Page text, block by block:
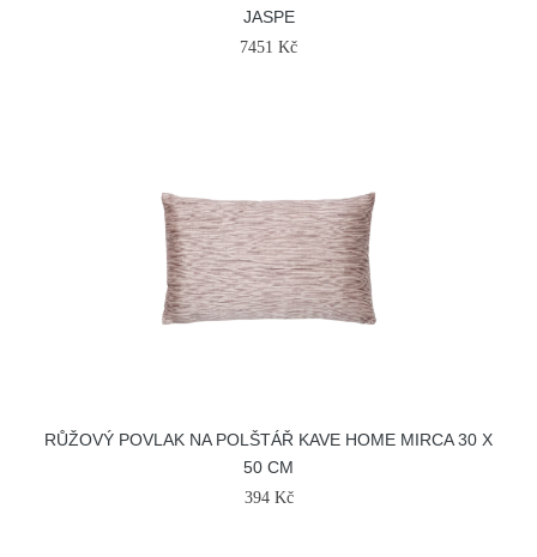
JASPE
7451 Kč
RŮŽOVÝ POVLAK NA POLŠTÁŘ KAVE HOME MIRCA 30 X
50 CM
394 Kč